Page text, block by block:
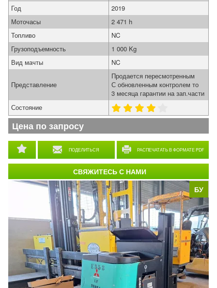
БУ
ПОДЕЛИТЬСЯ РАСПЕЧАТАТЬ В ФОРМАТЕ PDF
Год
2019
Моточасы
2 471 h
Топливо
NC
Грузоподъемность
1 000 Kg
Вид мачты
NC
Представление
Продается пересмотренным
С обновленным контролем то
3 месяца гарантии на зап.части
Состояние
Цена по запросу
СВЯЖИТЕСЬ С НАМИ